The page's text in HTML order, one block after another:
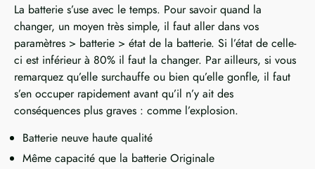
La batterie s’use avec le temps. Pour savoir quand la
changer, un moyen très simple, il faut aller dans vos
paramètres > batterie > état de la batterie. Si l’état de celle-
ci est inférieur à 80% il faut la changer. Par ailleurs, si vous
remarquez qu’elle surchauffe ou bien qu’elle gonfle, il faut
s’en occuper rapidement avant qu’il n’y ait des
conséquences plus graves : comme l’explosion.
Batterie neuve haute qualité
Même capacité que la batterie Originale